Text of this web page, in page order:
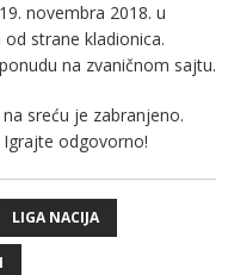
novembra 2018. u
strane kladionica.
na zvaničnom sajtu.
sreću je zabranjeno.
odgovorno!
LIGA NACIJA